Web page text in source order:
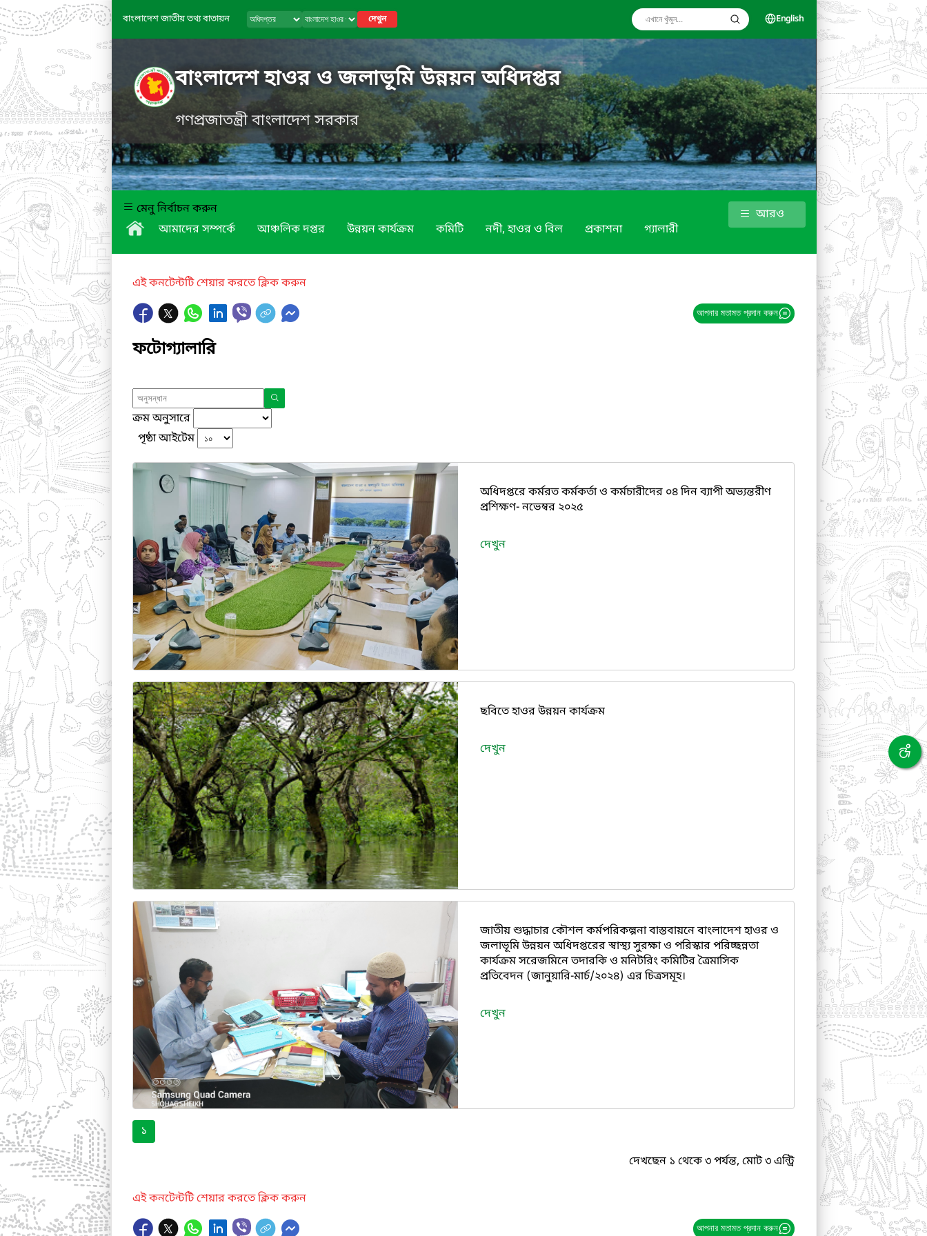
বাংলাদেশ জাতীয় তথ্য বাতায়ন দেখুন English
বাংলাদেশ হাওর ও জলাভূমি উন্নয়ন অধিদপ্তর
গণপ্রজাতন্ত্রী বাংলাদেশ সরকার
মেনু নির্বাচন করুন
আমাদের সম্পর্কে
আঞ্চলিক দপ্তর উন্নয়ন কার্যক্রম কমিটি নদী, হাওর ও বিল প্রকাশনা গ্যালারী
আরও
এই কনটেন্টটি শেয়ার করতে ক্লিক করুন
আপনার মতামত প্রদান করুন
ফটোগ্যালারি
ক্রম অনুসারে
পৃষ্ঠা আইটেম
অধিদপ্তরে কর্মরত কর্মকর্তা ও কর্মচারীদের ০৪ দিন ব্যাপী অভ্যন্তরীণ
প্রশিক্ষণ- নভেম্বর ২০২৫
দেখুন
ছবিতে হাওর উন্নয়ন কার্যক্রম
দেখুন
জাতীয় শুদ্ধাচার কৌশল কর্মপরিকল্পনা বাস্তবায়নে বাংলাদেশ হাওর ও
জলাভূমি উন্নয়ন অধিদপ্তরের স্বাস্থ্য সুরক্ষা ও পরিস্কার পরিচ্ছন্নতা
কার্যক্রম সরেজমিনে তদারকি ও মনিটরিং কমিটির ত্রৈমাসিক
প্রতিবেদন (জানুয়ারি-মার্চ/২০২৪) এর চিত্রসমূহ।
দেখুন
১
দেখছেন ১ থেকে ৩ পর্যন্ত, মোট ৩ এন্ট্রি
এই কনটেন্টটি শেয়ার করতে ক্লিক করুন
আপনার মতামত প্রদান করুন